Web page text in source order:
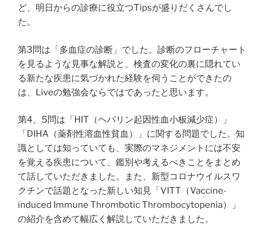
ど、明日からの診療に役立つTipsが盛りだくさんでし
た。
第3問は「多血症の診断」でした。診断のフローチャート
を見るような見事な解説と、検査の変化の裏に隠れてい
る新たな疾患に気づかれた経験を伺うことができたの
は、Liveの勉強会ならではであったと思います。
第4、5問は「HIT（ヘパリン起因性血小板減少症）」
「DIHA（薬剤性溶血性貧血）」に関する問題でした。知
識としては知っていても、実際のマネジメントには不安
を覚える疾患について、鑑別や考えるべきことをまとめ
て話していただきました。また、新型コロナウイルスワ
クチンで話題となった新しい知見「VITT（Vaccine-
induced Immune Thrombotic Thrombocytopenia）」
の紹介を含めて幅広く解説していただきました。